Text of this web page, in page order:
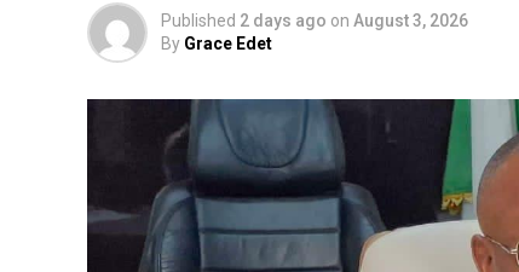
Published 2 days ago on August 3, 2026
By Grace Edet